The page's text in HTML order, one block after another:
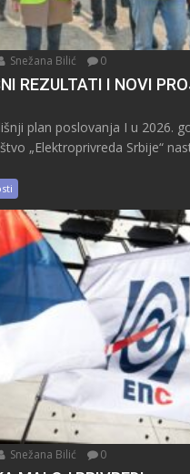
Snežana Bilić 0
REZULTATI I NOVI
plan poslovanja I u 2026.
„Elektroprivreda Srbije“
Snežana Bilić 0